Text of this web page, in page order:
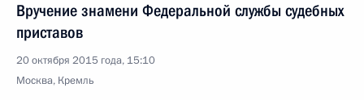
Вручение знамени Федеральной службы судебных
приставов
20 октября 2015 года, 15:10
Москва, Кремль